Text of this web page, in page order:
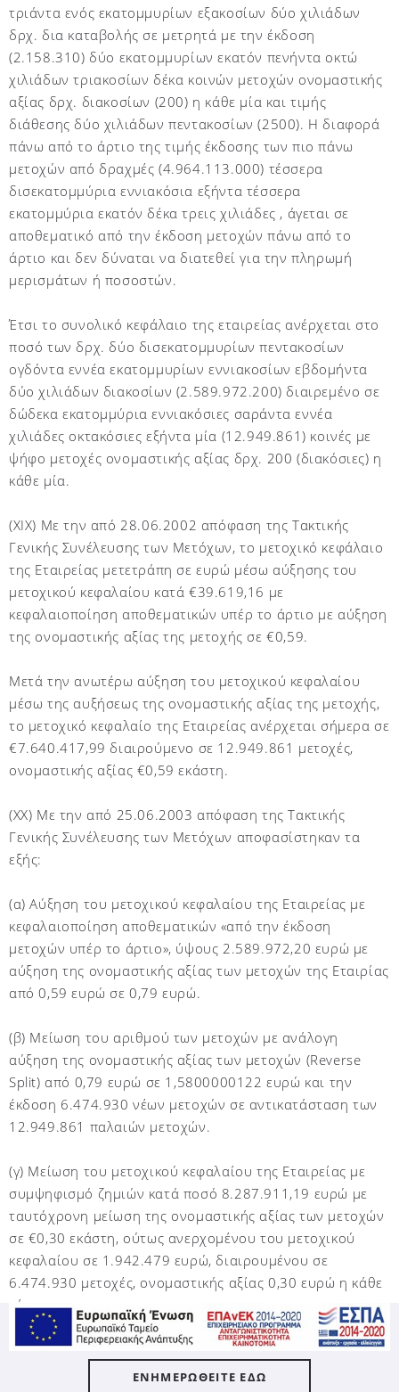
τριάντα ενός εκατομμυρίων εξακοσίων δύο χιλιάδων
δρχ. δια καταβολής σε μετρητά με την έκδοση
(2.158.310) δύο εκατομμυρίων εκατόν πενήντα οκτώ
χιλιάδων τριακοσίων δέκα κοινών μετοχών ονομαστικής
αξίας δρχ. διακοσίων (200) η κάθε μία και τιμής
διάθεσης δύο χιλιάδων πεντακοσίων (2500). Η διαφορά
πάνω από το άρτιο της τιμής έκδοσης των πιο πάνω
μετοχών από δραχμές (4.964.113.000) τέσσερα
δισεκατομμύρια εννιακόσια εξήντα τέσσερα
εκατομμύρια εκατόν δέκα τρεις χιλιάδες , άγεται σε
αποθεματικό από την έκδοση μετοχών πάνω από το
άρτιο και δεν δύναται να διατεθεί για την πληρωμή
μερισμάτων ή ποσοστών.
Έτσι το συνολικό κεφάλαιο της εταιρείας ανέρχεται στο
ποσό των δρχ. δύο δισεκατομμυρίων πεντακοσίων
ογδόντα εννέα εκατομμυρίων εννιακοσίων εβδομήντα
δύο χιλιάδων διακοσίων (2.589.972.200) διαιρεμένο σε
δώδεκα εκατομμύρια εννιακόσιες σαράντα εννέα
χιλιάδες οκτακόσιες εξήντα μία (12.949.861) κοινές με
ψήφο μετοχές ονομαστικής αξίας δρχ. 200 (διακόσιες) η
κάθε μία.
(XIX) Με την από 28.06.2002 απόφαση της Τακτικής
Γενικής Συνέλευσης των Μετόχων, το μετοχικό κεφάλαιο
της Εταιρείας μετετράπη σε ευρώ μέσω αύξησης του
μετοχικού κεφαλαίου κατά €39.619,16 με
κεφαλαιοποίηση αποθεματικών υπέρ το άρτιο με αύξηση
της ονομαστικής αξίας της μετοχής σε €0,59.
Μετά την ανωτέρω αύξηση του μετοχικού κεφαλαίου
μέσω της αυξήσεως της ονομαστικής αξίας της μετοχής,
το μετοχικό κεφαλαίο της Εταιρείας ανέρχεται σήμερα σε
€7.640.417,99 διαιρούμενο σε 12.949.861 μετοχές,
ονομαστικής αξίας €0,59 εκάστη.
(ΧΧ) Με την από 25.06.2003 απόφαση της Τακτικής
Γενικής Συνέλευσης των Μετόχων αποφασίστηκαν τα
εξής:
(α) Αύξηση του μετοχικού κεφαλαίου της Εταιρείας με
κεφαλαιοποίηση αποθεματικών «από την έκδοση
μετοχών υπέρ το άρτιο», ύψους 2.589.972,20 ευρώ με
αύξηση της ονομαστικής αξίας των μετοχών της Εταιρίας
από 0,59 ευρώ σε 0,79 ευρώ.
(β) Μείωση του αριθμού των μετοχών με ανάλογη
αύξηση της ονομαστικής αξίας των μετοχών (Reverse
Split) από 0,79 ευρώ σε 1,5800000122 ευρώ και την
έκδοση 6.474.930 νέων μετοχών σε αντικατάσταση των
12.949.861 παλαιών μετοχών.
(γ) Μείωση του μετοχικού κεφαλαίου της Εταιρείας με
συμψηφισμό ζημιών κατά ποσό 8.287.911,19 ευρώ με
ταυτόχρονη μείωση της ονομαστικής αξίας των μετοχών
σε €0,30 εκάστη, ούτως ανερχομένου του μετοχικού
κεφαλαίου σε 1.942.479 ευρώ, διαιρουμένου σε
6.474.930 μετοχές, ονομαστικής αξίας 0,30 ευρώ η κάθε
μία.
(δ) Αύξηση του μετοχικού κεφαλαίου της Εταιρίας με
καταβολή μετρητών κατά το ποσό των €29.137.185, με
ΕΝΗΜΕΡΩΘΕΙΤΕ ΕΔΩ